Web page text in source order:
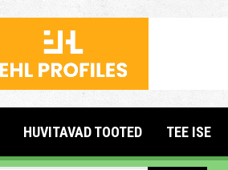
HUVITAVAD TOOTED TEE ISE